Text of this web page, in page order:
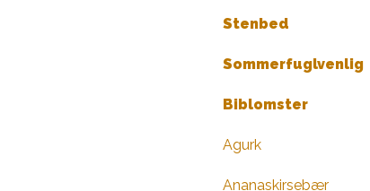
Stenbed
Sommerfuglvenlig
Biblomster
Agurk
Ananaskirsebær